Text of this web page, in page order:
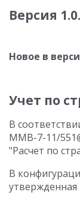
Версия
Новое в
Учет по
В
ММВ-7-11/
"Расчет по
В